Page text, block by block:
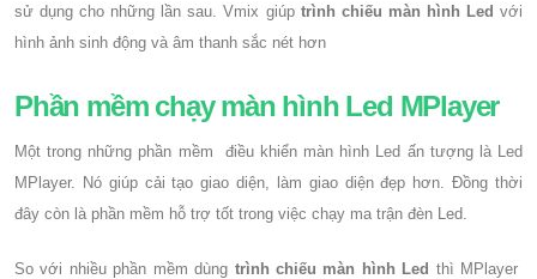
sử dụng cho những lần sau. Vmix giúp trình chiếu màn hình Led với
hình ảnh sinh động và âm thanh sắc nét hơn
Phần mềm chạy màn hình Led MPlayer
Một trong những phần mềm điều khiển màn hình Led ấn tượng là Led
MPlayer. Nó giúp cải tạo giao diện, làm giao diện đẹp hơn. Đồng thời
đây còn là phần mềm hỗ trợ tốt trong việc chạy ma trận đèn Led.
So với nhiều phần mềm dùng trình chiếu màn hình Led thì MPlayer